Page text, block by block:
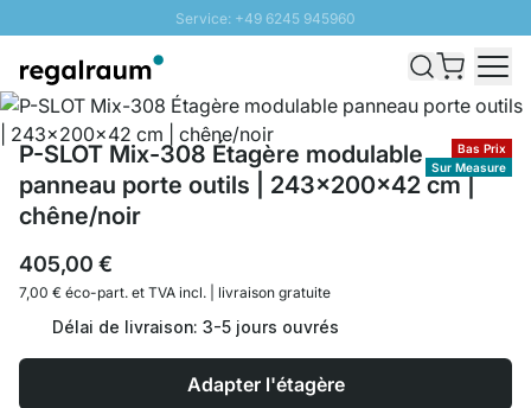
Service: +49 6245 945960
Livraison rapide - Livraison gratuite dès 100€
PROMO SOLEIL: Jusqu'à 20% de remise
Bas Prix
Sur Measure
P-SLOT Mix-308 Étagère modulable
panneau porte outils | 243x200x42 cm |
chêne/noir
405,00 €
7,00 € éco-part. et TVA incl. | livraison gratuite
Délai de livraison: 3-5 jours ouvrés
Adapter l'étagère